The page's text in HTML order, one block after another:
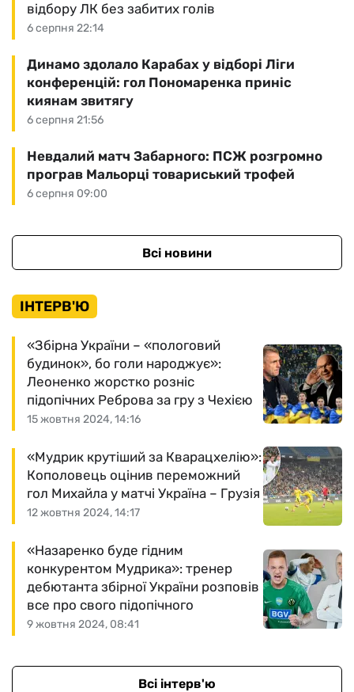
6 серпня 22:14
відбору ЛК без забитих голів
6 серпня 21:56
Динамо здолало Карабах у відборі Ліги
конференцій: гол Пономаренка приніс
киянам звитягу
6 серпня 09:00
Невдалий матч Забарного: ПСЖ розгромно
програв Мальорці товариський трофей
Всі новини
ІНТЕРВ'Ю
15 жовтня 2024, 14:16
«Збірна України – «пологовий
будинок», бо голи народжує»:
Леоненко жорстко розніс
підопічних Реброва за гру з Чехією
12 жовтня 2024, 14:17
«Мудрик крутіший за Кварацхелію»:
Кополовець оцінив переможний
гол Михайла у матчі Україна – Грузія
9 жовтня 2024, 08:41
«Назаренко буде гідним
конкурентом Мудрика»: тренер
дебютанта збірної України розповів
все про свого підопічного
Всі інтерв'ю